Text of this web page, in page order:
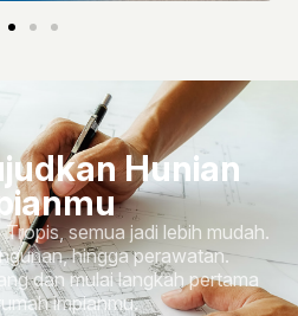
Hunian
semua jadi lebih mudah.
hingga perawatan.
dan mulai langkah pertama
impianmu.